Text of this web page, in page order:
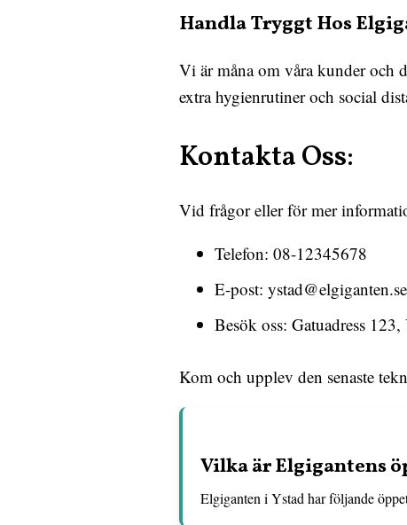
Handla Tryggt Hos
Vi är måna om våra kunder och
extra hygienrutiner och social
Kontakta Oss:
Vid frågor eller för mer
Telefon: 08-12345678
E-post: ystad@elgiganten.se
Besök oss: Gatuadress 123,
Kom och upplev den senaste
Vilka är Elgigantens
Elgiganten i Ystad har följande